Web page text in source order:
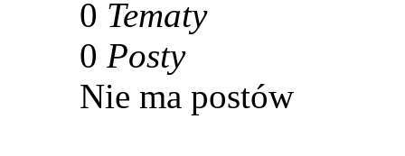
0 Tematy
0 Posty
Nie ma postów